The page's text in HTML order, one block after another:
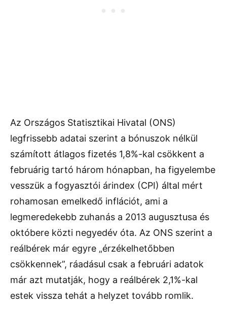
Az Országos Statisztikai Hivatal (ONS)
legfrissebb adatai szerint a bónuszok nélkül
számított átlagos fizetés 1,8%-kal csökkent a
februárig tartó három hónapban, ha figyelembe
vesszük a fogyasztói árindex (CPI) által mért
rohamosan emelkedő inflációt, ami a
legmeredekebb zuhanás a 2013 augusztusa és
októbere közti negyedév óta. Az ONS szerint a
reálbérek már egyre „érzékelhetőbben
csökkennek”, ráadásul csak a februári adatok
már azt mutatják, hogy a reálbérek 2,1%-kal
estek vissza tehát a helyzet tovább romlik.